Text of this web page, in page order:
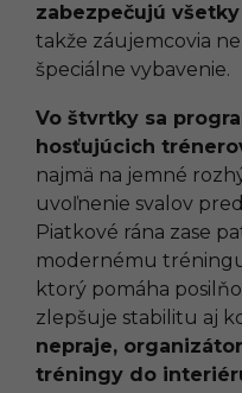
zabezpečujú
takže záujemcovia
špeciálne vybavenie.
Vo štvrtky sa
hosťujúcich
najmä na jemné
uvoľnenie svalov
Piatkové rána zase
modernému
ktorý pomáha
zlepšuje stabilitu aj
nepraje,
tréningy do